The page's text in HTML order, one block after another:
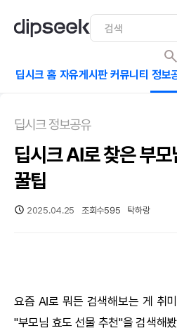
딥시크 홈 자유게시판 커뮤니티 정보
딥시크 정보공유
딥시크 AI로 찾은 부
꿀팁
2025.04.25 조회수595 탁하랑
요즘 AI로 뭐든 검색해보는 게 취
"부모님 효도 선물 추천"을 검색해